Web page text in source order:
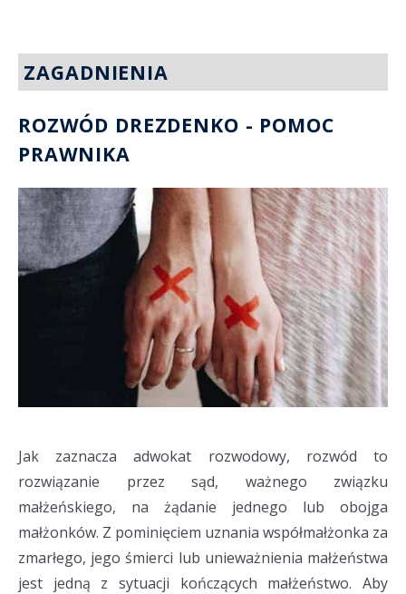
ZAGADNIENIA
ROZWÓD DREZDENKO - POMOC
PRAWNIKA
Jak zaznacza adwokat rozwodowy, rozwód to
rozwiązanie przez sąd, ważnego związku
małżeńskiego, na żądanie jednego lub obojga
małżonków. Z pominięciem uznania współmałżonka za
zmarłego, jego śmierci lub unieważnienia małżeństwa
jest jedną z sytuacji kończących małżeństwo. Aby